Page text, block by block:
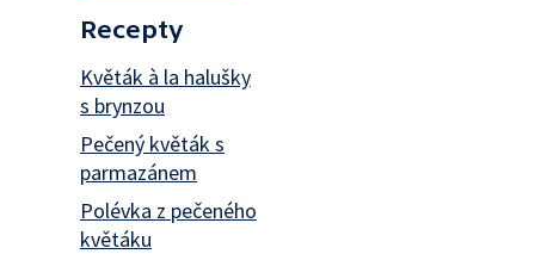
Recepty
Květák à la halušky
s brynzou
Pečený květák s
parmazánem
Polévka z pečeného
květáku